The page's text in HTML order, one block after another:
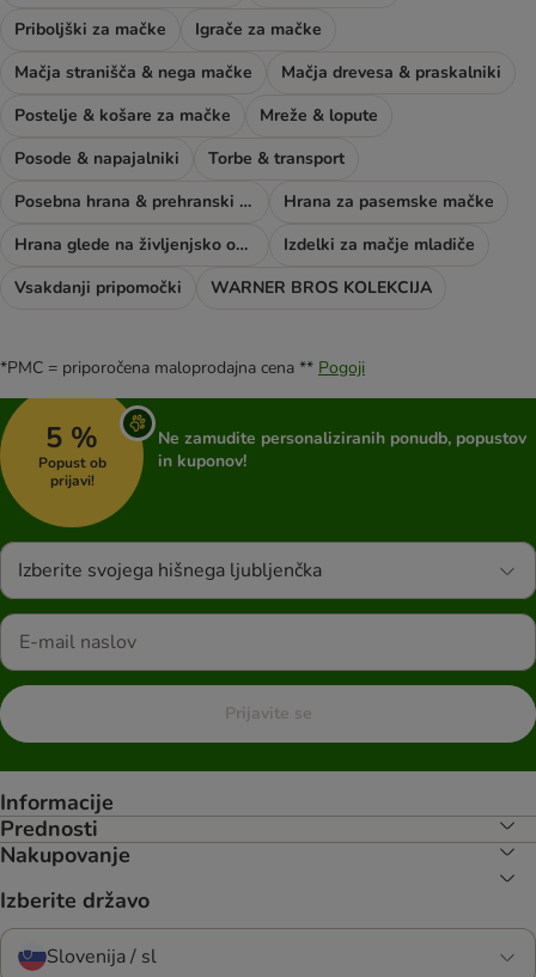
Priboljški za mačke
Igrače za mačke
Mačja stranišča & nega mačke
Mačja drevesa & praskalniki
Postelje & košare za mačke
Mreže & lopute
Posode & napajalniki
Torbe & transport
Posebna hrana & prehranski dodatki
Hrana za pasemske mačke
Hrana glede na življenjsko obdobje mačke
Izdelki za mačje mladiče
Vsakdanji pripomočki
WARNER BROS KOLEKCIJA
*PMC = priporočena maloprodajna cena ** Pogoji
5 %
Popust ob
prijavi!
Ne zamudite personaliziranih ponudb, popustov
in kuponov!
Izberite svojega hišnega ljubljenčka
Prijavite se
Informacije
Prednosti
Nakupovanje
Izberite državo
Slovenija / sl